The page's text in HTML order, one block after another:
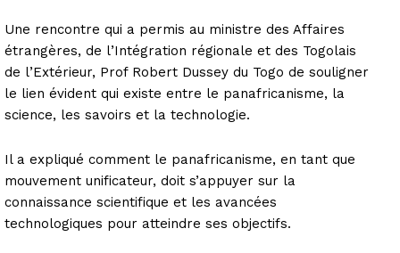
Une rencontre qui a permis au ministre des Affaires
étrangères, de l’Intégration régionale et des Togolais
de l’Extérieur, Prof Robert Dussey du Togo de souligner
le lien évident qui existe entre le panafricanisme, la
science, les savoirs et la technologie.
Il a expliqué comment le panafricanisme, en tant que
mouvement unificateur, doit s’appuyer sur la
connaissance scientifique et les avancées
technologiques pour atteindre ses objectifs.